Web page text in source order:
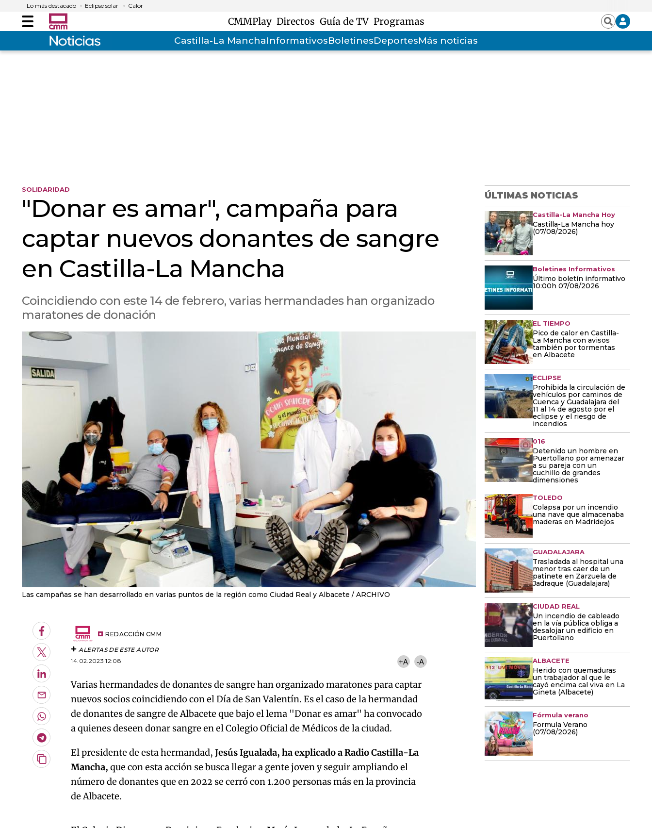
Lo más destacado Eclipse solar Calor
Menú CMMPlay Directos Guía de TV Programas BuscarIniciar
sesión
Castilla-La ManchaInformativosBoletinesDeportesMás noticias
SOLIDARIDAD
"Donar es amar", campaña para
captar nuevos donantes de sangre
en Castilla-La Mancha
Coincidiendo con este 14 de febrero, varias hermandades han organizado
maratones de donación
Las campañas se han desarrollado en varias puntos de la región como Ciudad Real y Albacete ARCHIVO
Facebook
Twitter
LinkedIn
Enviar
por
Email
Whatsapp
Telegram
Copiar
REDACCIÓN CMM
ALERTAS DE ESTE AUTOR
14.02.2023 12:08
+A -A
Varias hermandades de donantes de sangre han organizado maratones para captar
nuevos socios coincidiendo con el Día de San Valentín. Es el caso de la hermandad
de donantes de sangre de Albacete que bajo el lema "Donar es amar" ha convocado
a quienes deseen donar sangre en el Colegio Oficial de Médicos de la ciudad.
El presidente de esta hermandad,Jesús Igualada, ha explicado a Radio Castilla-La
Mancha,que con esta acción se busca llegar a gente joven y seguir ampliando el
número de donantes que en 2022 se cerró con 1.200 personas más en la provincia
de Albacete.
ÚLTIMAS NOTICIAS
Castilla-La Mancha Hoy
Castilla-La Mancha hoy
(07/08/2026)
Boletines Informativos
Último boletín informativo
10:00h 07/08/2026
EL TIEMPO
Pico de calor en Castilla-
La Mancha con avisos
también por tormentas
en Albacete
ECLIPSE
Prohibida la circulación de
vehículos por caminos de
Cuenca y Guadalajara del
11 al 14 de agosto por el
eclipse y el riesgo de
incendios
016
Detenido un hombre en
Puertollano por amenazar
a su pareja con un
cuchillo de grandes
dimensiones
TOLEDO
Colapsa por un incendio
una nave que almacenaba
maderas en Madridejos
GUADALAJARA
Trasladada al hospital una
menor tras caer de un
patinete en Zarzuela de
Jadraque (Guadalajara)
CIUDAD REAL
Un incendio de cableado
en la vía pública obliga a
desalojar un edificio en
Puertollano
ALBACETE
Herido con quemaduras
un trabajador al que le
cayó encima cal viva en La
Gineta (Albacete)
Fórmula verano
Formula Verano
(07/08/2026)